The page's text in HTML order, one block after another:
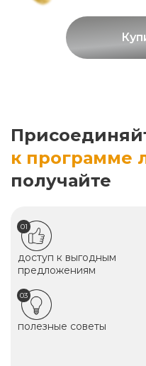
к программе
получайте
01
доступ к выгодным
предложениям
03
полезные советы